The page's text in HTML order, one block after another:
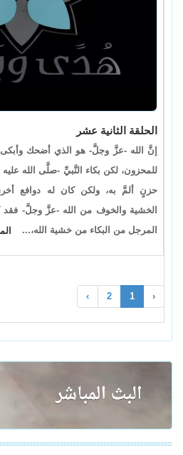
الحلقة الثانية عشر
إنَّ الله -عزَّ وجلَّ- هو الذي أضحك
للمحزون، لكن بكاء النَّبيِّ -صلَّى الله
حزنٍ ألمَّ به، ولكن كان له دوافع
الخشية والخوف من الله -عزَّ وجلَّ- فقد
المرجل من البكاء من خشية الله،...
‹
1
2
›